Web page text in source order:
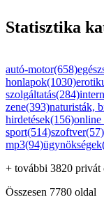
Statisztika
autó-motor(658)
honlapok(1030)
szolgáltatás(284)
zene(393)naturisták,
hirdetések(156)online
sport(514)szoftver(57)
mp3(94)
+ további 3820 privát
Összesen 7780 oldal